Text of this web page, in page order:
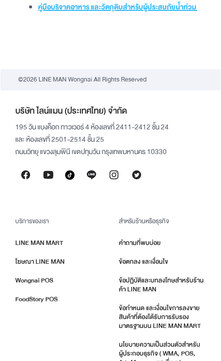
คู่มือบริจาคอาหาร และวัตถุดิบสำหรับผู้ประสบภัยน้ำท่วม
©2026 LINE MAN Wongnai All Rights Reserved
บริษัท ไลน์แมน (ประเทศไทย) จำกัด
195 วัน แบงค็อก ทาวเวอร์ 4 ห้องเลขที่ 2411-2412 ชั้น 24
และ ห้องเลขที่ 2501-2514 ชั้น 25
ถนนวิทยุ แขวงลุมพินี เขตปทุมวัน กรุงเทพมหานคร 10330
บริการของเรา
LINE MAN MART
โฆษณา LINE MAN
Wongnai POS
FoodStory POS
สำหรับร้านหรือธุรกิจ
คำถามที่พบบ่อย
ข้อตกลง และเงื่อนไข
ข้อปฏิบัติและบทลงโทษสำหรับร้าน
ค้า LINE MAN
ข้อกำหนด และเงื่อนไขการลงขาย
สินค้าที่ต้องได้รับการรับรอง
มาตรฐานบน LINE MAN MART
นโยบายความเป็นส่วนตัวสำหรับ
ผู้ประกอบธุรกิจ ( WMA, POS,